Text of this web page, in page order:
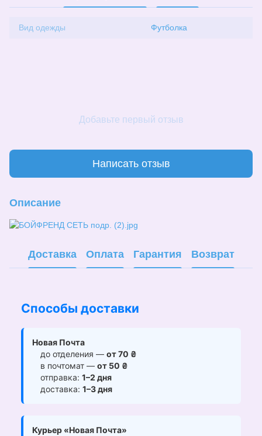
Вид одежды Футболка
Добавьте первый отзыв
Написать отзыв
Описание
Доставка Оплата Гарантия Возврат
Способы доставки
Новая Почта
до отделения — от 70 ₴
в почтомат — от 50 ₴
отправка: 1–2 дня
доставка: 1–3 дня
Курьер «Новая Почта»